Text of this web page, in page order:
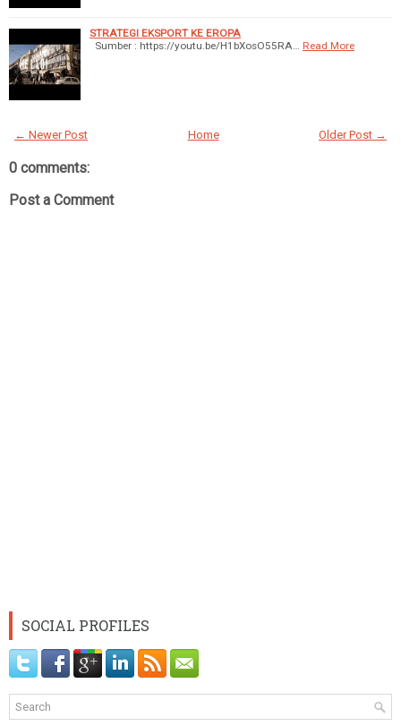
STRATEGI EKSPORT KE EROPA
Sumber : https://youtu.be/H1bXosO55RA…
Read More
← Newer Post Older Post →
Home
0 comments:
Post a Comment
SOCIAL PROFILES